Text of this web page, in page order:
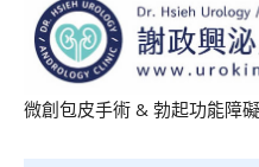
微創包皮手術 & 勃起功能障